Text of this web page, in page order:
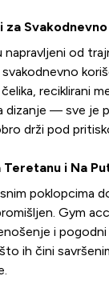
od
reciklirani
dizanje — sve je
drži pod
Teretanu i Na
poklopcima
Gym
i
ih čini